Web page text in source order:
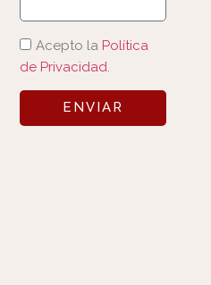
Acepto la Política
de Privacidad.
ENVIAR